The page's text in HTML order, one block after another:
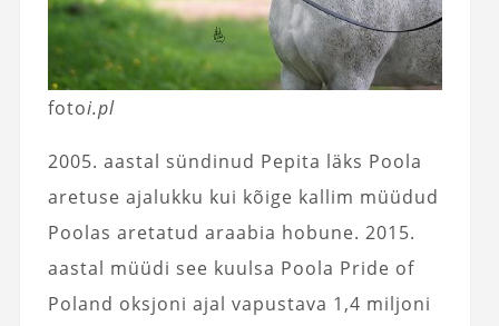
fotoi.pl
2005. aastal sündinud Pepita läks Poola
aretuse ajalukku kui kõige kallim müüdud
Poolas aretatud araabia hobune. 2015.
aastal müüdi see kuulsa Poola Pride of
Poland oksjoni ajal vapustava 1,4 miljoni